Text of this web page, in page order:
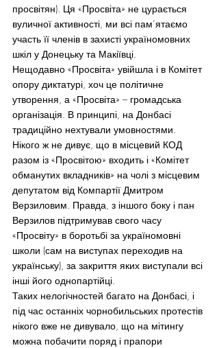
просвітян). Ця «Просвіта» не цурається
вуличної активності, ми всі пам’ятаємо
участь її членів в захисті україномовних
шкіл у Донецьку та Макіївці.
Нещодавно «Просвіта» увійшла і в Комітет
опору диктатурі, хоч це політичне
утворення, а «Просвіта» – громадська
організація. В принципі, на Донбасі
традиційно нехтували умовностями.
Нікого ж не дивує, що в місцевий КОД
разом із «Просвітою» входить і «Комітет
обманутих вкладників» на чолі з місцевим
депутатом від Компартії Дмитром
Верзиловим. Правда, з іншого боку і пан
Верзилов підтримував свого часу
«Просвіту» в боротьбі за україномовні
школи (сам на виступах переходив на
українську), за закриття яких виступали всі
інші його однопартійці.
Таких нелогічностей багато на Донбасі, і
під час останніх чорнобильських протестів
нікого вже не дивувало, що на мітингу
можна побачити поряд і прапори